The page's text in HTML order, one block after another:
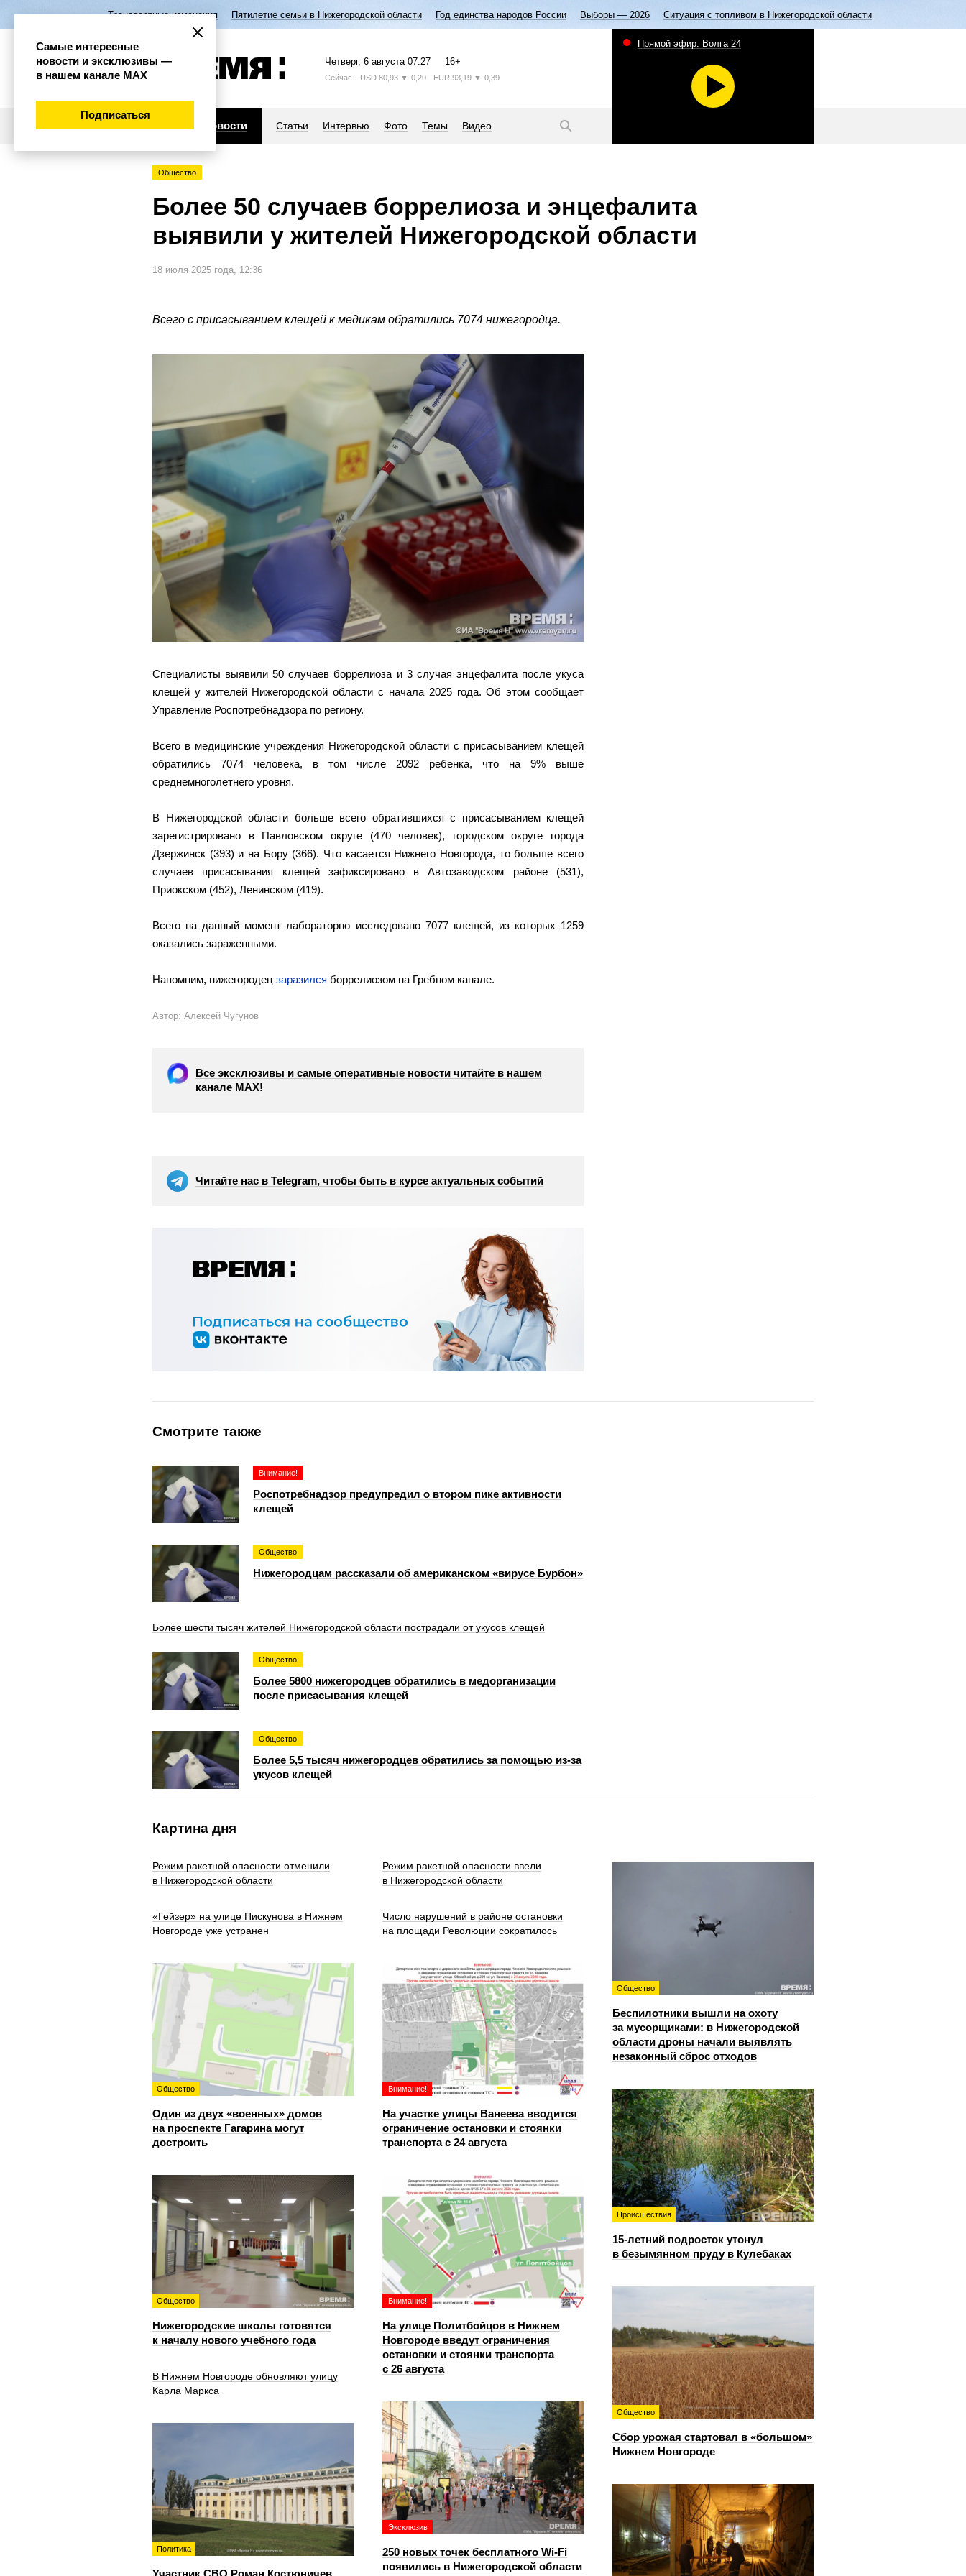
Транспортные изменения Пятилетие семьи в Нижегородской области Год единства народов России Выборы — 2026 Ситуация с топливом в Нижегородской области
Четверг, 6 августа 07:27 16+
Сейчас USD 80,93 ▼-0,20 EUR 93,19 ▼-0,39
Новости Статьи Интервью Фото Темы Видео
Прямой эфир. Волга 24
Общество
Более 50 случаев боррелиоза и энцефалита
выявили у жителей Нижегородской области
18 июля 2025 года, 12:36
Всего с присасыванием клещей к медикам обратились 7074 нижегородца.
Специалисты выявили 50 случаев боррелиоза и 3 случая энцефалита после укуса
клещей у жителей Нижегородской области с начала 2025 года. Об этом сообщает
Управление Роспотребнадзора по региону.
Всего в медицинские учреждения Нижегородской области с присасыванием клещей
обратились 7074 человека, в том числе 2092 ребенка, что на 9% выше
среднемноголетнего уровня.
В Нижегородской области больше всего обратившихся с присасыванием клещей
зарегистрировано в Павловском округе (470 человек), городском округе города
Дзержинск (393) и на Бору (366). Что касается Нижнего Новгорода, то больше всего
случаев присасывания клещей зафиксировано в Автозаводском районе (531),
Приокском (452), Ленинском (419).
Всего на данный момент лабораторно исследовано 7077 клещей, из которых 1259
оказались зараженными.
Напомним, нижегородец заразился боррелиозом на Гребном канале.
Автор: Алексей Чугунов
Все эксклюзивы и самые оперативные новости читайте в нашем
канале МАХ!
Читайте нас в Telegram, чтобы быть в курсе актуальных событий
Смотрите также
Внимание!
Роспотребнадзор предупредил о втором пике активности
клещей
Общество
Нижегородцам рассказали об американском «вирусе Бурбон»
Более шести тысяч жителей Нижегородской области пострадали от укусов клещей
Общество
Более 5800 нижегородцев обратились в медорганизации
после присасывания клещей
Общество
Более 5,5 тысяч нижегородцев обратились за помощью из-за
укусов клещей
Картина дня
Режим ракетной опасности отменили
в Нижегородской области
Режим ракетной опасности ввели
в Нижегородской области
Общество
Беспилотники вышли на охоту
за мусорщиками: в Нижегородской
области дроны начали выявлять
незаконный сброс отходов
«Гейзер» на улице Пискунова в Нижнем
Новгороде уже устранен
Число нарушений в районе остановки
на площади Революции сократилось
Общество
Один из двух «военных» домов
на проспекте Гагарина могут
достроить
Внимание!
На участке улицы Ванеева вводится
ограничение остановки и стоянки
транспорта с 24 августа
Происшествия
15-летний подросток утонул
в безымянном пруду в Кулебаках
Общество
Нижегородские школы готовятся
к началу нового учебного года
Внимание!
На улице Политбойцов в Нижнем
Новгороде введут ограничения
остановки и стоянки транспорта
с 26 августа
Общество
Сбор урожая стартовал в «большом»
Нижнем Новгороде
В Нижнем Новгороде обновляют улицу
Карла Маркса
Эксклюзив
250 новых точек бесплатного Wi-Fi
появились в Нижегородской области
Политика
Участник СВО Роман Костюничев
Самые интересные
новости и эксклюзивы —
в нашем канале МАХ
Подписаться